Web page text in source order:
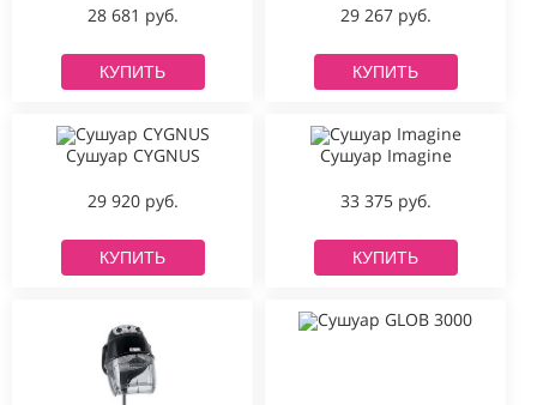
28 681 руб.
КУПИТЬ
29 267 руб.
КУПИТЬ
Сушуар CYGNUS
29 920 руб.
КУПИТЬ
Сушуар Imagine
33 375 руб.
КУПИТЬ